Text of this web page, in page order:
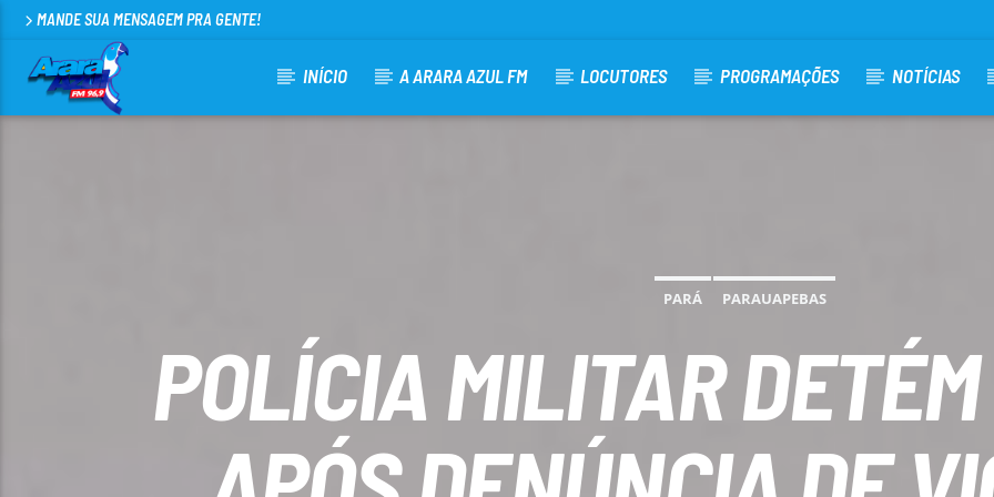
MANDE SUA MENSAGEM PRA GENTE!
INÍCIO A ARARA AZUL FM LOCUTORES PROGRAMAÇÕES NOTÍCIAS
PARÁ PARAUAPEBAS
POLÍCIA MILITAR